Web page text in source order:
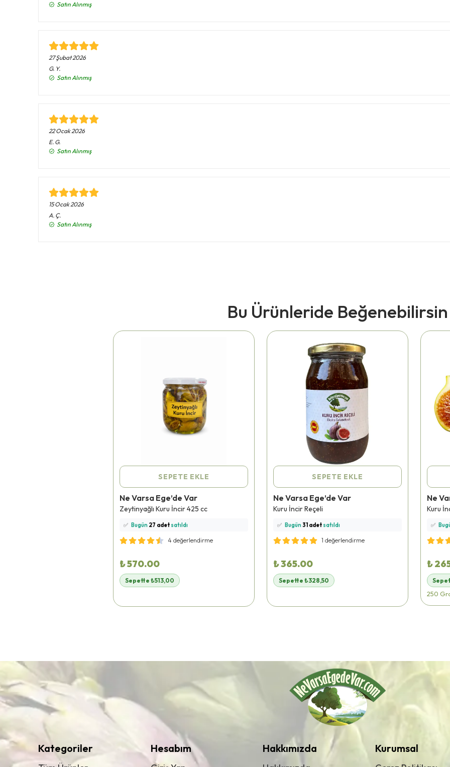
Satın Alınmış
27 Şubat 2026
G. Y.
Satın Alınmış
22 Ocak 2026
E. G.
Satın Alınmış
15 Ocak 2026
A. Ç.
Satın Alınmış
Bu Ürünleride Beğenebilirsin
SEPETE EKLE
Ne Varsa Ege’de Var
Zeytinyağlı Kuru İncir 425 cc
⭐️ Bu ürünü347 kişifavoriledi!
🛒 88 kişisepetine ekledi!
✅ Bugün 27 adet satıldı
🚚 Hızlı teslimat yapılıyor!
4 değerlendirme
₺ 570.00
Sepette ₺513,00
SEPETE EKLE
Ne Varsa Ege’de Var
Kuru İncir Reçeli
⭐️ Bu ürünü255 kişifavoriledi!
🛒 98 kişi sepetine ekledi!
✅ Bugün31 adet satıldı
🚚 Hızlı teslimat yapılıyor!
1 değerlendirme
₺ 365.00
Sepette ₺328,50
Ne
Kuru
⭐️
Bu
🛒 118
✅
🚚
₺
250
Kategoriler Hesabım Hakkımızda Kurumsal